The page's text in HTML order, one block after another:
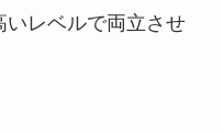
いレベルで両立させ